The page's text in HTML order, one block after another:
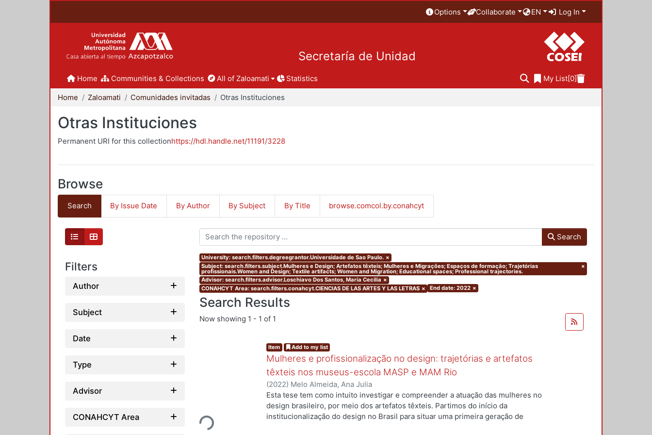
Options Collaborate EN Log In
Secretaría de Unidad
Home Communities & Collections All of Zaloamati Statistics My List[0]
Home Zaloamati Comunidades invitadas Otras Instituciones
Otras Instituciones
Permanent URI for this collectionhttps://hdl.handle.net/11191/3228
Browse
Search By Issue Date By Author By Subject By Title browse.comcol.by.conahcyt
Filters
Author
Subject
Date
Type
Advisor
CONAHCYT Area
Search
University: search.filters.degreegrantor.Universidade de Sao Paulo. ×
Subject: search.filters.subject.Mulheres e Design; Artefatos têxteis; Mulheres e Migrações; Espaços de formação; Trajetórias
profissionais.Women and Design; Textile artifacts; Women and Migration; Educational spaces; Professional trajectories.
×
Advisor: search.filters.advisor.Loschiavo Dos Santos, Maria Cecilia ×
CONAHCYT Area: search.filters.conahcyt.CIENCIAS DE LAS ARTES Y LAS LETRAS × End date: 2022 ×
Search Results
Now showing 1 - 1 of 1
Loading...
Item Add to my list
Mulheres e profissionalização no design: trajetórias e artefatos
têxteis nos museus-escola MASP e MAM Rio
(2022) Melo Almeida, Ana Julia
Esta tese tem como intuito investigar e compreender a atuação das mulheres no
design brasileiro, por meio dos artefatos têxteis. Partimos do início da
institucionalização do design no Brasil para situar uma primeira geração de